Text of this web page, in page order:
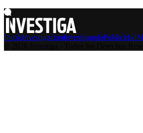
InicioInvestigaciónInvestigandoPublicidad